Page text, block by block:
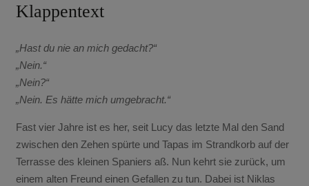
Klappentext
„Hast du nie an mich gedacht?“
„Nein.“
„Nein?“
„Nein. Es hätte mich umgebracht.“
Fast vier Jahre ist es her, seit Lucy das letzte Mal den Sand
zwischen den Zehen spürte und Tapas im Strandkorb auf der
Terrasse des kleinen Spaniers aß. Nun kehrt sie zurück, um
einem alten Freund einen Gefallen zu tun. Dabei ist Niklas